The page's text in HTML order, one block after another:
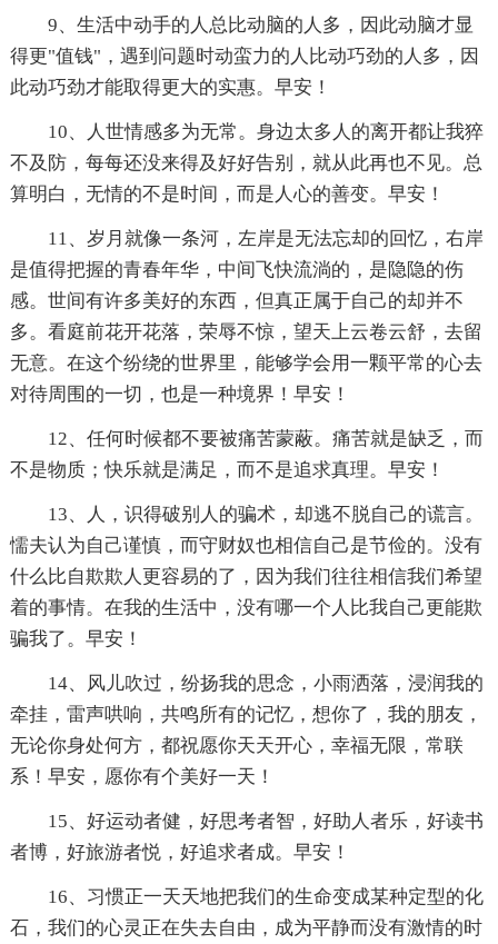
9、生活中动手的人总比动脑的人多，因此动脑才显
得更"值钱"，遇到问题时动蛮力的人比动巧劲的人多，因
此动巧劲才能取得更大的实惠。早安！
10、人世情感多为无常。身边太多人的离开都让我猝
不及防，每每还没来得及好好告别，就从此再也不见。总
算明白，无情的不是时间，而是人心的善变。早安！
11、岁月就像一条河，左岸是无法忘却的回忆，右岸
是值得把握的青春年华，中间飞快流淌的，是隐隐的伤
感。世间有许多美好的东西，但真正属于自己的却并不
多。看庭前花开花落，荣辱不惊，望天上云卷云舒，去留
无意。在这个纷绕的世界里，能够学会用一颗平常的心去
对待周围的一切，也是一种境界！早安！
12、任何时候都不要被痛苦蒙蔽。痛苦就是缺乏，而
不是物质；快乐就是满足，而不是追求真理。早安！
13、人，识得破别人的骗术，却逃不脱自己的谎言。
懦夫认为自己谨慎，而守财奴也相信自己是节俭的。没有
什么比自欺欺人更容易的了，因为我们往往相信我们希望
着的事情。在我的生活中，没有哪一个人比我自己更能欺
骗我了。早安！
14、风儿吹过，纷扬我的思念，小雨洒落，浸润我的
牵挂，雷声哄响，共鸣所有的记忆，想你了，我的朋友，
无论你身处何方，都祝愿你天天开心，幸福无限，常联
系！早安，愿你有个美好一天！
15、好运动者健，好思考者智，好助人者乐，好读书
者博，好旅游者悦，好追求者成。早安！
16、习惯正一天天地把我们的生命变成某种定型的化
石，我们的心灵正在失去自由，成为平静而没有激情的时